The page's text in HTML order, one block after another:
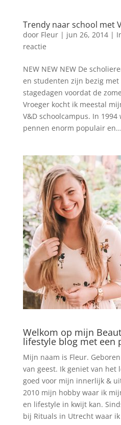
Trendy naar school met
door Fleur| jun 26, 2014|
reactie
NEW NEW NEW De
en studenten zijn bezig
stagedagen voordat de
Vroeger kocht ik meestal
V&D schoolcampus. In
pennen enorm populair en...
Welkom op mijn
lifestyle blog met een
Mijn naam is Fleur.
van geest. Ik geniet van het
goed voor mijn innerlijk &
2010 mijn hobby waar ik
en lifestyle in kwijt kan.
bij Rituals in Utrecht waar